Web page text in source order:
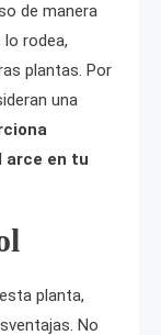
de manera
rodea,
plantas. Por
una
arce en tu
planta,
No